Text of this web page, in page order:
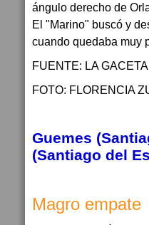
ángulo derecho de
El "Marino" buscó y
cuando quedaba muy
FUENTE: LA
FOTO: FLORENCIA
Guemes
(Santiago del
Magro empate